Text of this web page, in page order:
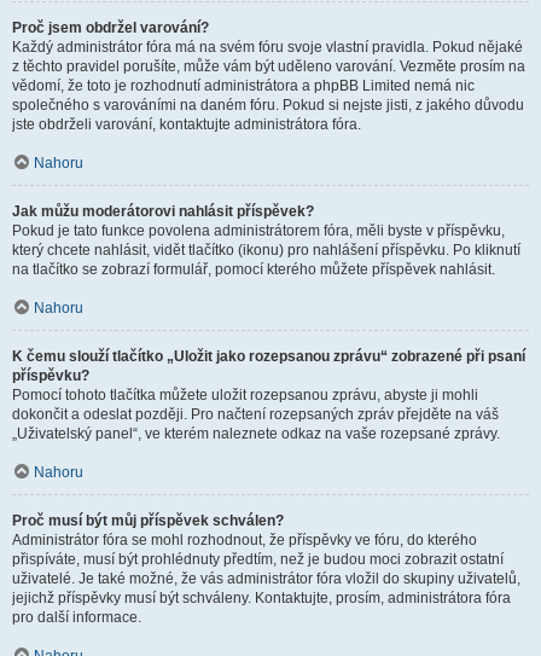
Proč jsem obdržel varování?
Každý administrátor fóra má na svém fóru svoje vlastní pravidla. Pokud nějaké
z těchto pravidel porušíte, může vám být uděleno varování. Vezměte prosím na
vědomí, že toto je rozhodnutí administrátora a phpBB Limited nemá nic
společného s varováními na daném fóru. Pokud si nejste jisti, z jakého důvodu
jste obdrželi varování, kontaktujte administrátora fóra.
Nahoru
Jak můžu moderátorovi nahlásit příspěvek?
Pokud je tato funkce povolena administrátorem fóra, měli byste v příspěvku,
který chcete nahlásit, vidět tlačítko (ikonu) pro nahlášení příspěvku. Po kliknutí
na tlačítko se zobrazí formulář, pomocí kterého můžete příspěvek nahlásit.
Nahoru
K čemu slouží tlačítko „Uložit jako rozepsanou zprávu“ zobrazené při psaní
příspěvku?
Pomocí tohoto tlačítka můžete uložit rozepsanou zprávu, abyste ji mohli
dokončit a odeslat později. Pro načtení rozepsaných zpráv přejděte na váš
„Uživatelský panel“, ve kterém naleznete odkaz na vaše rozepsané zprávy.
Nahoru
Proč musí být můj příspěvek schválen?
Administrátor fóra se mohl rozhodnout, že příspěvky ve fóru, do kterého
přispíváte, musí být prohlédnuty předtím, než je budou moci zobrazit ostatní
uživatelé. Je také možné, že vás administrátor fóra vložil do skupiny uživatelů,
jejichž příspěvky musí být schváleny. Kontaktujte, prosím, administrátora fóra
pro další informace.